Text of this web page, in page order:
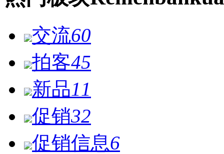
交流60
拍客45
新品11
促销32
促销信息6